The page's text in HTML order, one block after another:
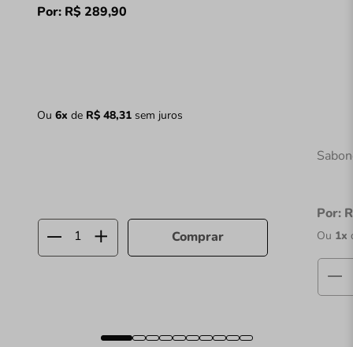
Por: R$ 289,90
Ou 6x de R$ 48,31sem juros
Comprar
Por:
Ou 1x